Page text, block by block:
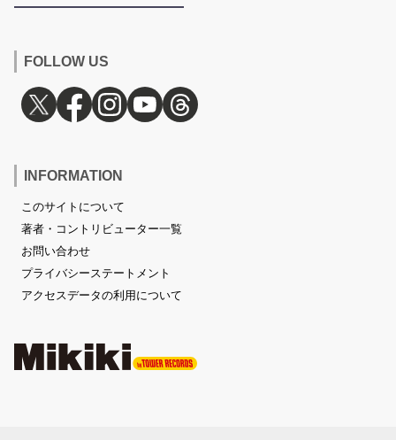
FOLLOW US
INFORMATION
このサイトについて
著者・コントリビューター一覧
お問い合わせ
プライバシーステートメント
アクセスデータの利用について